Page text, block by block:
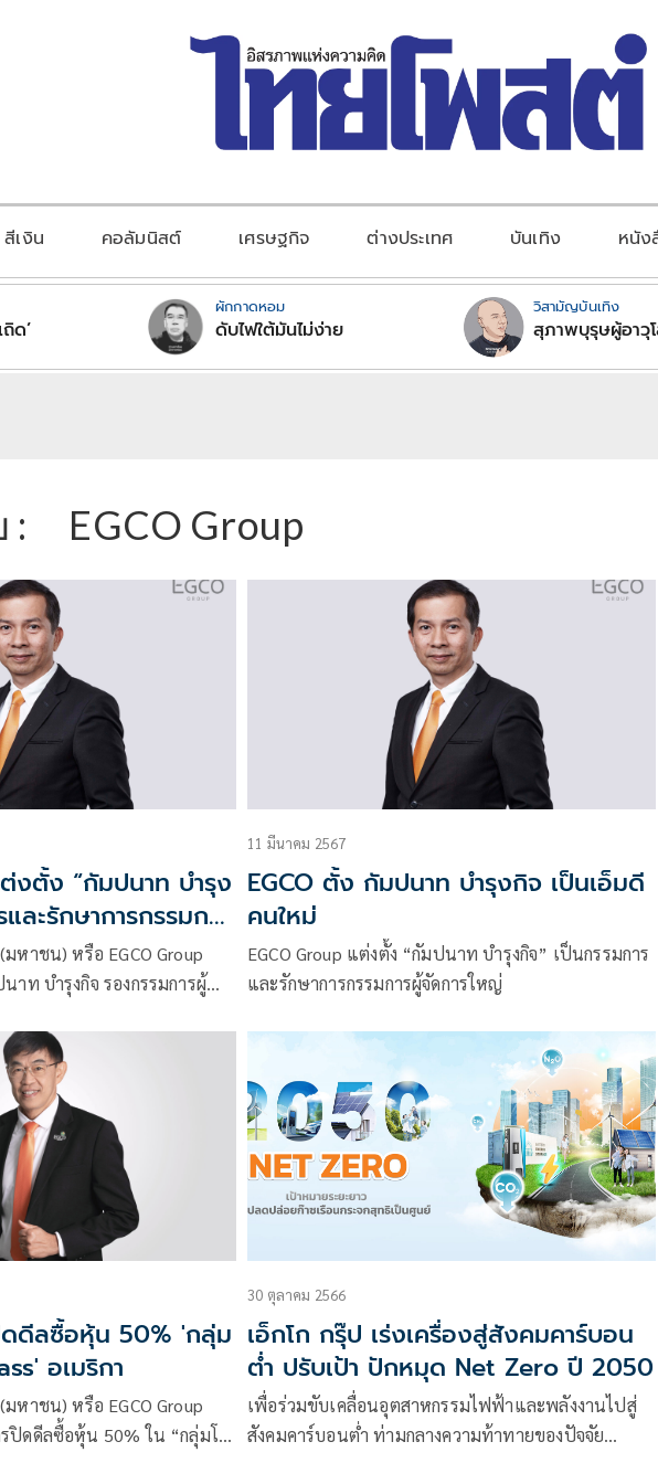
เงิน คอลัมนิสต์ เศรษฐกิจ ต่างประเทศ บันเทิง หนั
ด’
ผักกาดหอม
ดับไฟใต้มันไม่ง่าย
วิสามัญบันเทิง
สุภาพบุรุษผู้อาวุ
: EGCO Group
งตั้ง “กัมปนาท บำรุง
ละรักษาการกรรมการ
หาชน) หรือ EGCO Group
าท บำรุงกิจ รองกรรมการผู้
11 มีนาคม 2567
EGCO ตั้ง กัมปนาท บำรุงกิจ เป็นเอ็มดี
คนใหม่
EGCO Group แต่งตั้ง “กัมปนาท บำรุงกิจ” เป็นกรรมการ
และรักษาการกรรมการผู้จัดการใหญ่
ดีลซื้อหุ้น 50% 'กลุ่ม
อเมริกา
หาชน) หรือ EGCO Group
ปิดดีลซื้อหุ้น 50% ใน “กลุ่มโรง
30 ตุลาคม 2566
เอ็กโก กรุ๊ป เร่งเครื่องสู่สังคมคาร์บอน
ต่ำ ปรับเป้า ปักหมุด Net Zero ปี 2050
เพื่อร่วมขับเคลื่อนอุตสาหกรรมไฟฟ้าและพลังงานไปสู่
สังคมคาร์บอนต่ำ ท่ามกลางความท้าทายของปัจจัย